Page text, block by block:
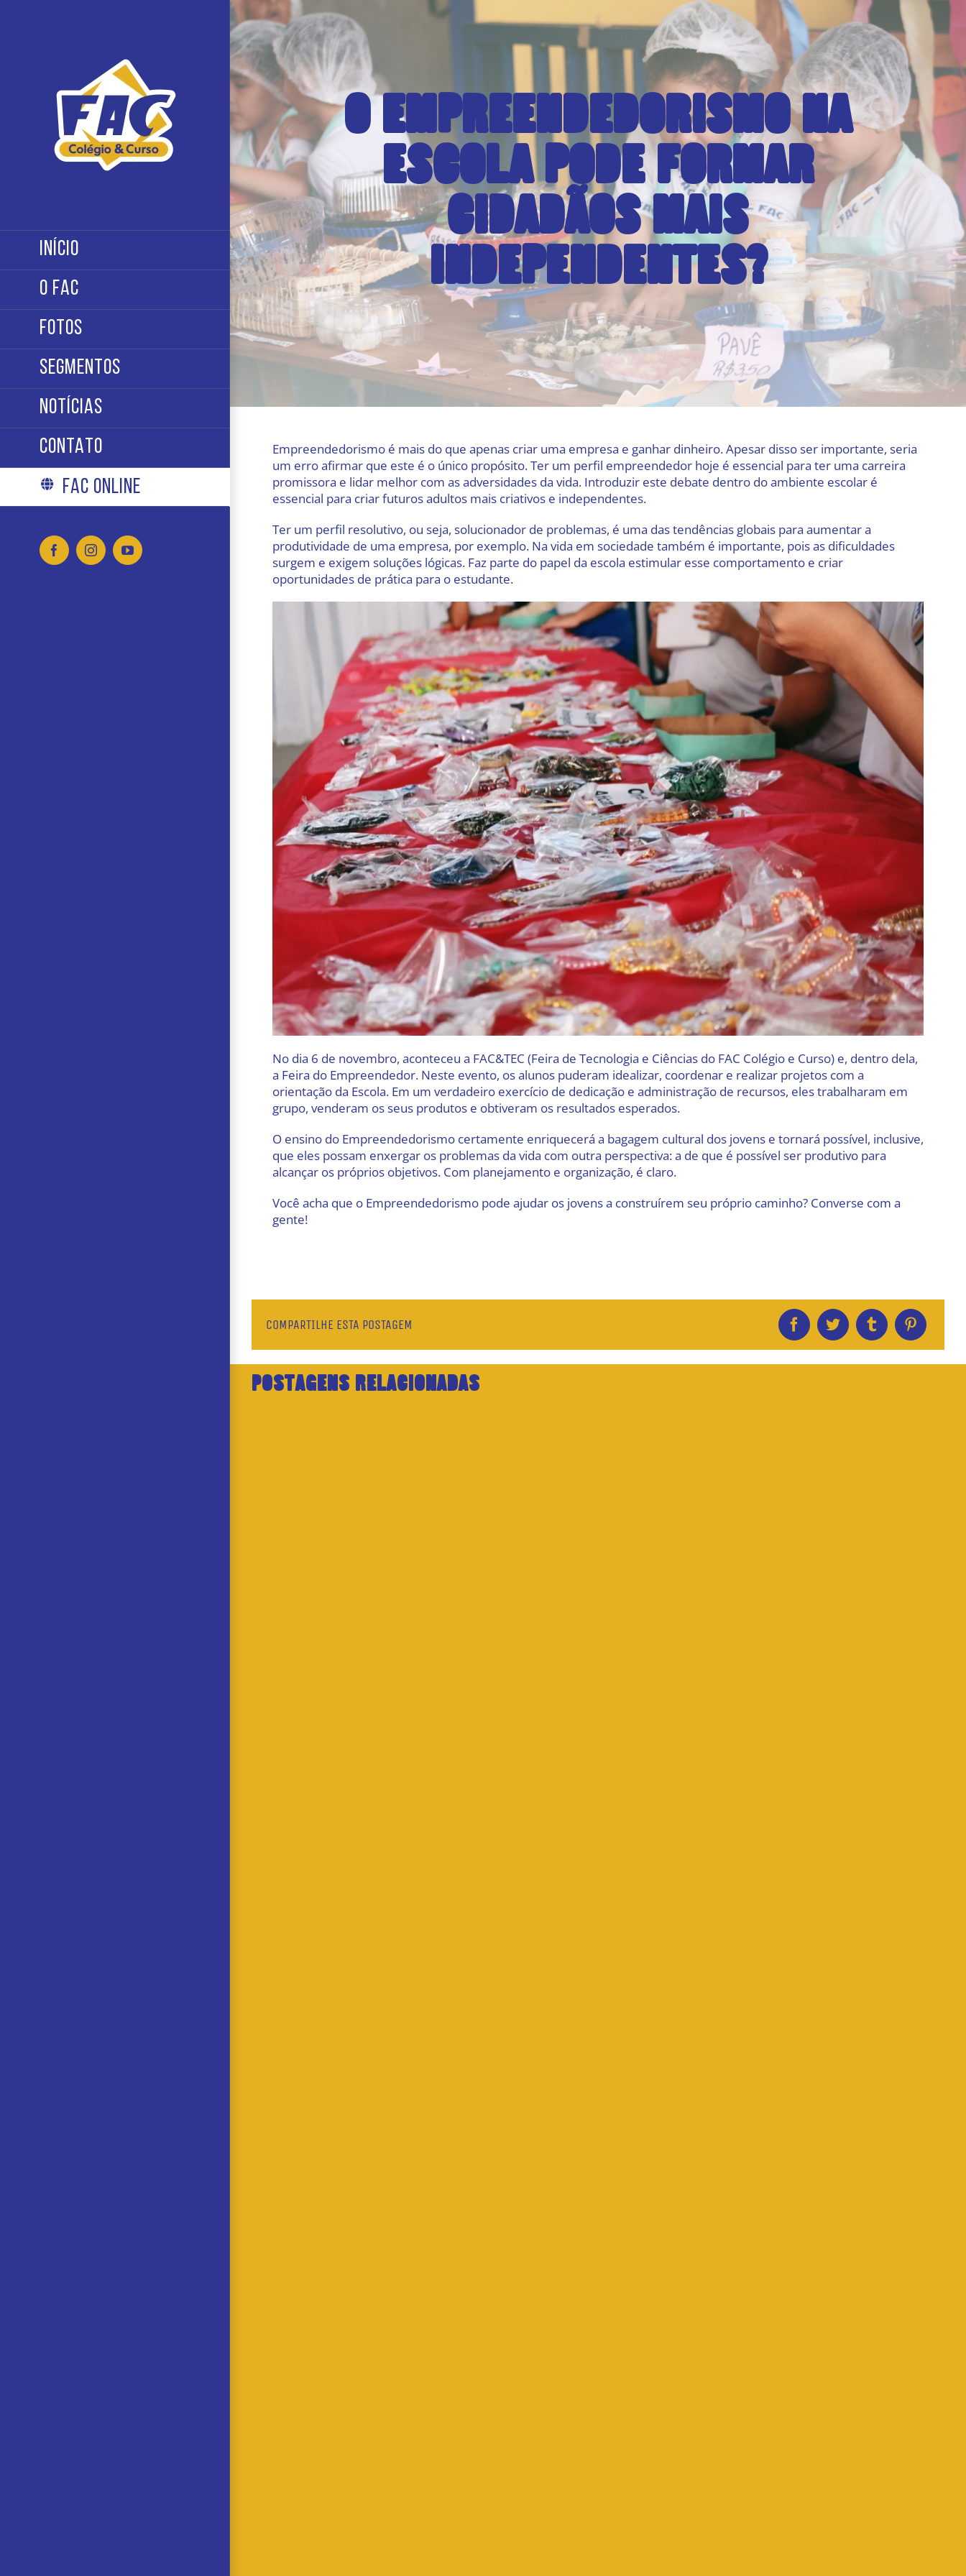
INÍCIO
O FAC
FOTOS
SEGMENTOS
NOTÍCIAS
CONTATO
FAC ONLINE
FacebookInstagramYouTube
O EMPREENDEDORISMO NA
ESCOLA PODE FORMAR
CIDADÃOS MAIS
INDEPENDENTES?
Empreendedorismo é mais do que apenas criar uma empresa e ganhar dinheiro. Apesar disso ser importante, seria
um erro afirmar que este é o único propósito. Ter um perfil empreendedor hoje é essencial para ter uma carreira
promissora e lidar melhor com as adversidades da vida. Introduzir este debate dentro do ambiente escolar é
essencial para criar futuros adultos mais criativos e independentes.
Ter um perfil resolutivo, ou seja, solucionador de problemas, é uma das tendências globais para aumentar a
produtividade de uma empresa, por exemplo. Na vida em sociedade também é importante, pois as dificuldades
surgem e exigem soluções lógicas. Faz parte do papel da escola estimular esse comportamento e criar
oportunidades de prática para o estudante.
No dia 6 de novembro, aconteceu a FAC&TEC (Feira de Tecnologia e Ciências do FAC Colégio e Curso) e, dentro dela,
a Feira do Empreendedor. Neste evento, os alunos puderam idealizar, coordenar e realizar projetos com a
orientação da Escola. Em um verdadeiro exercício de dedicação e administração de recursos, eles trabalharam em
grupo, venderam os seus produtos e obtiveram os resultados esperados.
O ensino do Empreendedorismo certamente enriquecerá a bagagem cultural dos jovens e tornará possível, inclusive,
que eles possam enxergar os problemas da vida com outra perspectiva: a de que é possível ser produtivo para
alcançar os próprios objetivos. Com planejamento e organização, é claro.
Você acha que o Empreendedorismo pode ajudar os jovens a construírem seu próprio caminho? Converse com a
gente!
COMPARTILHE ESTA POSTAGEM
POSTAGENS RELACIONADAS